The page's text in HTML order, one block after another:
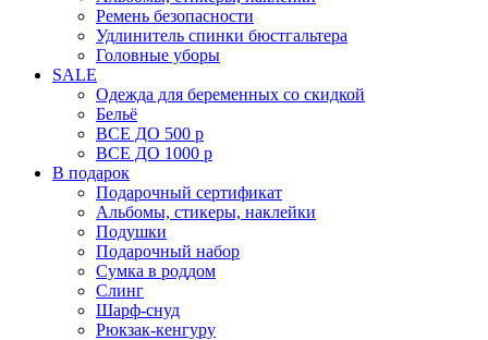
Ремень безопасности
Удлинитель спинки бюстгальтера
Головные уборы
SALE
Одежда для беременных со скидкой
Бельё
ВСЕ ДО 500 р
ВСЕ ДО 1000 р
В подарок
Подарочный сертификат
Альбомы, стикеры, наклейки
Подушки
Подарочный набор
Сумка в роддом
Слинг
Шарф-снуд
Рюкзак-кенгуру